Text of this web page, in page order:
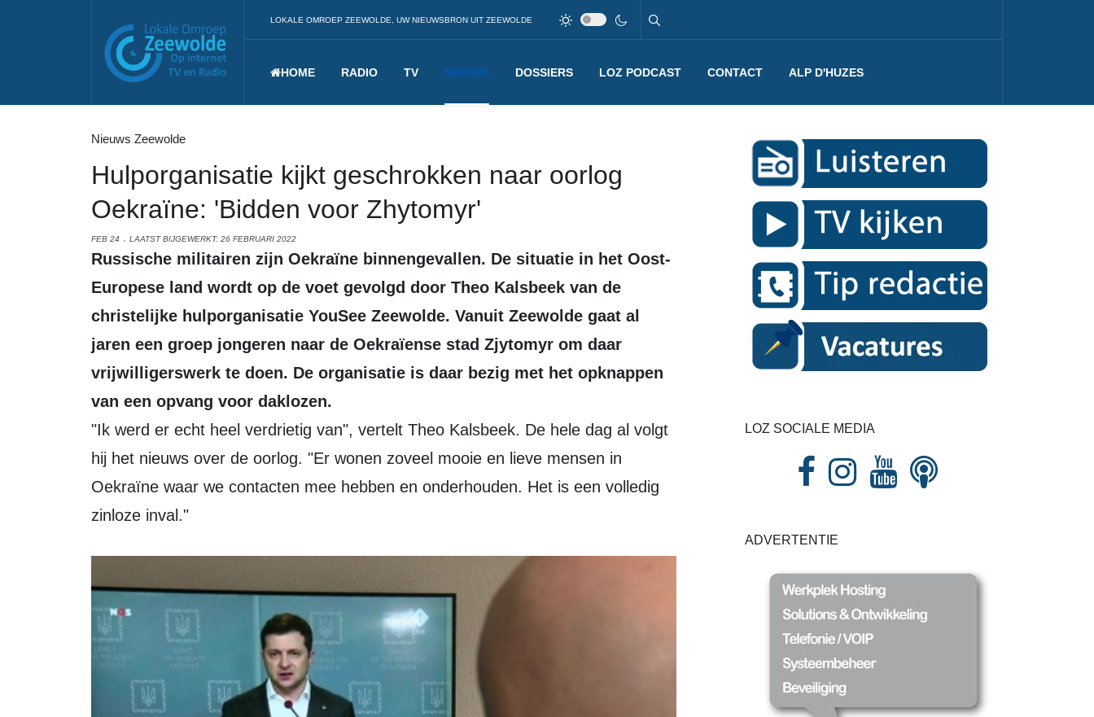
LOKALE OMROEP ZEEWOLDE, UW NIEUWSBRON UIT ZEEWOLDE
HOME RADIO TV NIEUWS DOSSIERS LOZ PODCAST CONTACT ALP D'HUZES
Nieuws Zeewolde
Hulporganisatie kijkt geschrokken naar oorlog
Oekraïne: 'Bidden voor Zhytomyr'
FEB 24 LAATST BIJGEWERKT: 26 FEBRUARI 2022
Russische militairen zijn Oekraïne binnengevallen. De situatie in het Oost-
Europese land wordt op de voet gevolgd door Theo Kalsbeek van de
christelijke hulporganisatie YouSee Zeewolde. Vanuit Zeewolde gaat al
jaren een groep jongeren naar de Oekraïense stad Zjytomyr om daar
vrijwilligerswerk te doen. De organisatie is daar bezig met het opknappen
van een opvang voor daklozen.
"Ik werd er echt heel verdrietig van", vertelt Theo Kalsbeek. De hele dag al volgt
hij het nieuws over de oorlog. "Er wonen zoveel mooie en lieve mensen in
Oekraïne waar we contacten mee hebben en onderhouden. Het is een volledig
zinloze inval."
LOZ SOCIALE MEDIA
ADVERTENTIE